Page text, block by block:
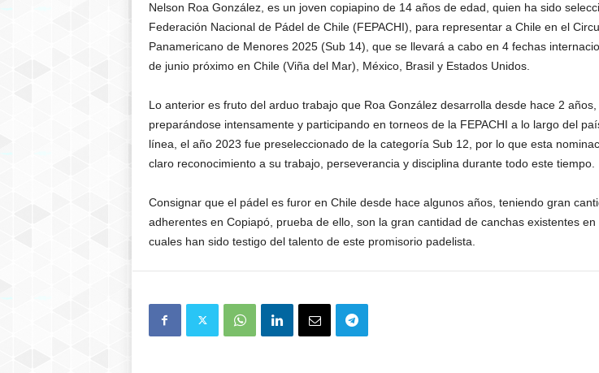
Nelson Roa González, es un joven copiapino de 14 años de edad, quien ha sido
Federación Nacional de Pádel de Chile (FEPACHI), para representar a Chile en el
Panamericano de Menores 2025 (Sub 14), que se llevará a cabo en 4 fechas
de junio próximo en Chile (Viña del Mar), México, Brasil y Estados Unidos.
Lo anterior es fruto del arduo trabajo que Roa González desarrolla desde hace 2 años,
preparándose intensamente y participando en torneos de la FEPACHI a lo largo del
línea, el año 2023 fue preseleccionado de la categoría Sub 12, por lo que esta
claro reconocimiento a su trabajo, perseverancia y disciplina durante todo este tiempo.
Consignar que el pádel es furor en Chile desde hace algunos años, teniendo gran
adherentes en Copiapó, prueba de ello, son la gran cantidad de canchas existentes en
cuales han sido testigo del talento de este promisorio padelista.